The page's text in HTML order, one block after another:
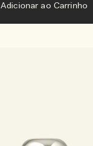
Adicionar ao Carrinho